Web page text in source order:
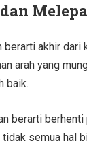
berarti akhir dari
arah yang
baik.
berarti
semua hal